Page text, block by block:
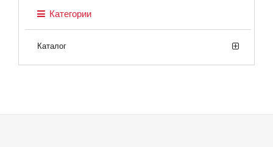
Категории
Каталог